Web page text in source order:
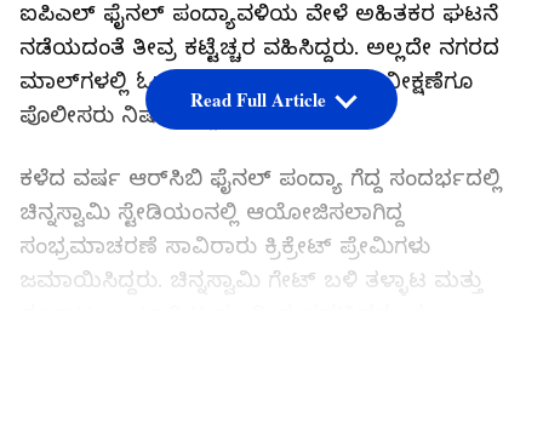
ಐಪಿಎಲ್‌ ಫೈನಲ್‌ ಪಂದ್ಯಾವಳಿಯ ವೇಳೆ ಅಹಿತಕರ ಘಟನೆ
ನಡೆಯದಂತೆ ತೀವ್ರ ಕಟ್ಟೆಚ್ಚರ ವಹಿಸಿದ್ದರು. ಅಲ್ಲದೇ ನಗರದ
ಮಾಲ್‌ಗಳಲ್ಲಿ ಓಪನ್‌ ಸ್ಕ್ರೀನಿಂಗ್‌ನಲ್ಲಿ ಪಂದ್ಯ ವೀಕ್ಷಣೆಗೂ
ಪೊಲೀಸರು ನಿಷೇಧಿಸಿದ್ದರು.
ಕಳೆದ ವರ್ಷ ಆರ್‌ಸಿಬಿ ಫೈನಲ್‌ ಪಂದ್ಯಾ ಗೆದ್ದ ಸಂದರ್ಭದಲ್ಲಿ
ಚಿನ್ನಸ್ವಾಮಿ ಸ್ಟೇಡಿಯಂನಲ್ಲಿ ಆಯೋಜಿಸಲಾಗಿದ್ದ
ಸಂಭ್ರಮಾಚರಣೆ ಸಾವಿರಾರು ಕ್ರಿಕ್ರೇಟ್‌ ಪ್ರೇಮಿಗಳು
ಜಮಾಯಿಸಿದ್ದರು. ಚಿನ್ನಸ್ವಾಮಿ ಗೇಟ್‌ ಬಳಿ ತಳ್ಳಾಟ ಮತ್ತು
Read Full Article